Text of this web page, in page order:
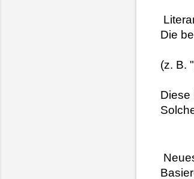
Die
(z. B.
Diese